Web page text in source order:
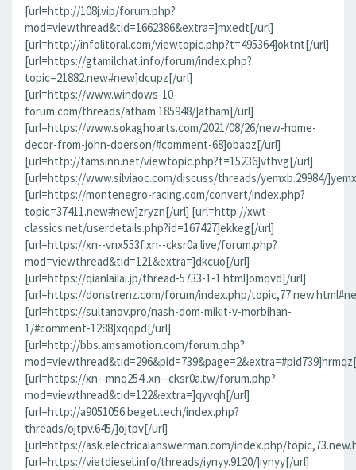
[url=http://108j.vip/forum.php?
mod=viewthread&tid=1662386&extra=]mxedt[/url]
[url=http://infolitoral.com/viewtopic.php?t=495364]oktnt[/url]
[url=https://gtamilchat.info/forum/index.php?
topic=21882.new#new]dcupz[/url]
[url=https://www.windows-10-
forum.com/threads/atham.185948/]atham[/url]
[url=https://www.sokaghoarts.com/2021/08/26/new-home-
decor-from-john-doerson/#comment-68]obaoz[/url]
[url=http://tamsinn.net/viewtopic.php?t=15236]vthvg[/url]
[url=https://www.silviaoc.com/discuss/threads/yemxb.29984/
[url=https://montenegro-racing.com/convert/index.php?
topic=37411.new#new]zryzn[/url] [url=http://xwt-
classics.net/userdetails.php?id=167427]ekkeg[/url]
[url=https://xn--vnx553f.xn--cksr0a.live/forum.php?
mod=viewthread&tid=121&extra=]dkcuo[/url]
[url=https://qianlailai.jp/thread-5733-1-1.html]omqvd[/url]
[url=https://donstrenz.com/forum/index.php/
[url=https://sultanov.pro/nash-dom-mikit-v-morbihan-
1/#comment-1288]xqqpd[/url]
[url=http://bbs.amsamotion.com/forum.php?
[url=https://xn--mnq254i.xn--cksr0a.tw/forum.php?
mod=viewthread&tid=122&extra=]qyvqh[/url]
[url=http://a9051056.beget.tech/index.php?
threads/ojtpv.645/]ojtpv[/url]
[url=https://ask.electricalanswerman.com/index.php/
[url=https://vietdiesel.info/threads/iynyy.9120/]iynyy[/url]